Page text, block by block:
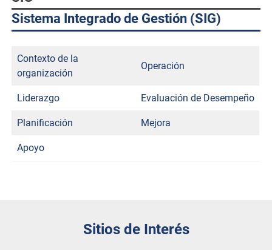
Sistema Integrado de Gestión (SIG)
Contexto de la
organización
Operación
Liderazgo Evaluación de Desempeño
Planificación Mejora
Apoyo
Sitios de Interés